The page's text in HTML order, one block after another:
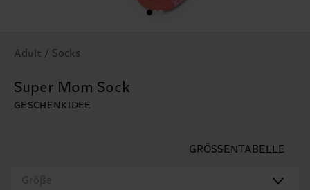
Adult / Socks
Super Mom Sock
GESCHENKIDEE
GRÖSSENTABELLE
Größe